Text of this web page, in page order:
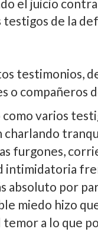
el juicio
de la
testimonios,
compañeros
varios
charlando
furgones,
absoluto por
miedo hizo
a lo que